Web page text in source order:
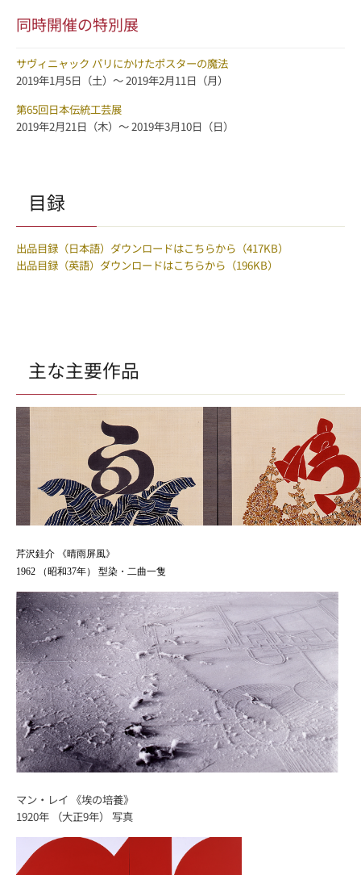
同時開催の特別展
サヴィニャック パリにかけたポスターの魔法
2019年1月5日（土）～ 2019年2月11日（月）
第65回日本伝統工芸展
2019年2月21日（木）～ 2019年3月10日（日）
目録
出品目録（日本語）ダウンロードはこちらから（417KB）
出品目録（英語）ダウンロードはこちらから（196KB）
主な主要作品
芹沢銈介 《晴雨屏風》
1962 （昭和37年） 型染・二曲一隻
マン・レイ 《埃の培養》
1920年 （大正9年） 写真